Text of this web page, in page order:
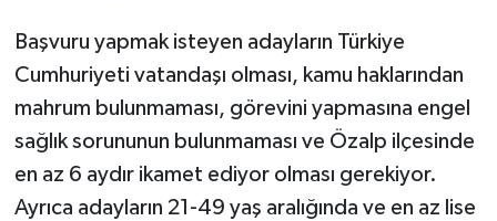
Başvuru yapmak isteyen adayların Türkiye
Cumhuriyeti vatandaşı olması, kamu haklarından
mahrum bulunmaması, görevini yapmasına engel
sağlık sorununun bulunmaması ve Özalp ilçesinde
en az 6 aydır ikamet ediyor olması gerekiyor.
Ayrıca adayların 21-49 yaş aralığında ve en az lise